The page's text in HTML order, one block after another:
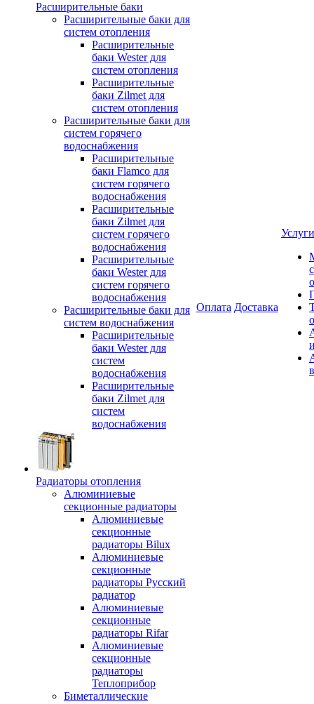
Расширительные баки
Расширительные баки для
систем отопления
Расширительные
баки Wester для
систем отопления
Расширительные
баки Zilmet для
систем отопления
Расширительные баки для
систем горячего
водоснабжения
Расширительные
баки Flamco для
систем горячего
водоснабжения
Расширительные
баки Zilmet для
систем горячего
водоснабжения
Расширительные
баки Wester для
систем горячего
водоснабжения
Расширительные баки для
систем водоснабжения
Расширительные
баки Wester для
систем
водоснабжения
Расширительные
баки Zilmet для
систем
водоснабжения
Радиаторы отопления
Алюминиевые
секционные радиаторы
Алюминиевые
секционные
радиаторы Bilux
Алюминиевые
секционные
радиаторы Русский
радиатор
Алюминиевые
секционные
радиаторы Rifar
Алюминиевые
секционные
радиаторы
Теплоприбор
Биметаллические
Оплата Доставка
Услуги